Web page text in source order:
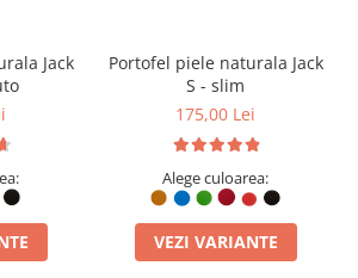
VERITABILĂ:
Fabricat din piele de vită
o rezistență excepțională la fricțiune și
Jack
Portofel piele naturala Jack
S - slim
175,00 Lei
Alege culoarea:
VEZI VARIANTE